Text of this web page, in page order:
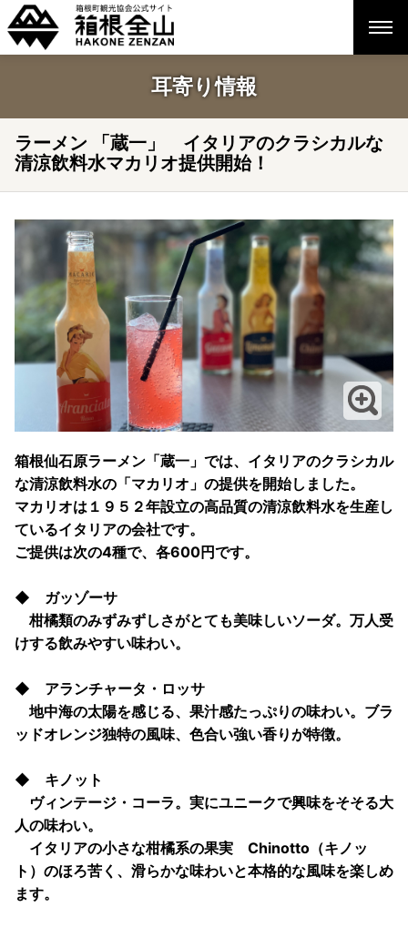
耳寄り情報
ラーメン 「蔵一」 イタリアのクラシカルな
清涼飲料水マカリオ提供開始！
箱根仙石原ラーメン「蔵一」では、イタリアのクラシカル
な清涼飲料水の「マカリオ」の提供を開始しました。
マカリオは１９５２年設立の高品質の清涼飲料水を生産し
ているイタリアの会社です。
ご提供は次の4種で、各600円です。
◆ ガッゾーサ
柑橘類のみずみずしさがとても美味しいソーダ。万人受
けする飲みやすい味わい。
◆ アランチャータ・ロッサ
地中海の太陽を感じる、果汁感たっぷりの味わい。ブラ
ッドオレンジ独特の風味、色合い強い香りが特徴。
◆ キノット
ヴィンテージ・コーラ。実にユニークで興味をそそる大
人の味わい。
イタリアの小さな柑橘系の果実 Chinotto（キノッ
ト）のほろ苦く、滑らかな味わいと本格的な風味を楽しめ
ます。